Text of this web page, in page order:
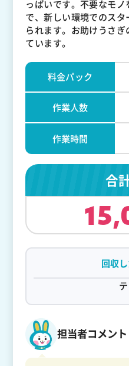
っぱいです。不要なモ
で、新しい環境でのス
られます。お助けうさ
ています。
料金パック
作業人数
作業時間
合
回収
担当者コメント